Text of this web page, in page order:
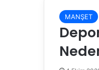
MANŞET